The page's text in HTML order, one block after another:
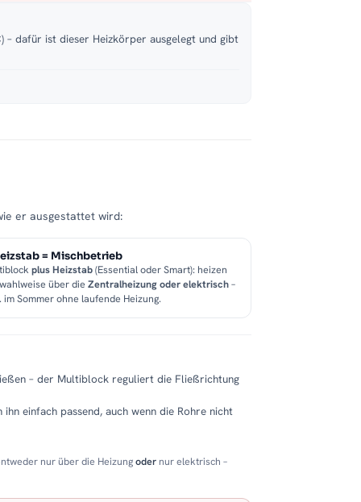
dafür ist dieser Heizkörper ausgelegt und gibt
er ausgestattet wird:
= Mischbetrieb
plus Heizstab(Essential oder Smart): heizen
über die Zentralheizung oder elektrisch–
im Sommer ohne laufende Heizung.
– der Multiblock reguliert die Fließrichtung
einfach passend, auch wenn die Rohre nicht
nur über die Heizungoder nur elektrisch –